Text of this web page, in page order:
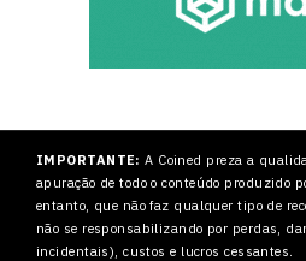
IMPORTANTE: A Coined preza a
apuração de todo o conteúdo produzido
entanto, que não faz qualquer tipo de
não se responsabilizando por perdas,
incidentais), custos e lucros cessantes.